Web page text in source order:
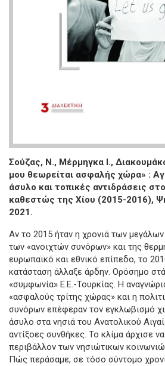
Σούζας, Ν., Μέρμηγκα Ι.,
μου θεωρείται ασφαλής χώρα» :
άσυλο και τοπικές αντιδράσεις
καθεστώς της Χίου (2015-2016),
2021.
Αν το 2015 ήταν η χρονιά των
των «ανοιχτών συνόρων» και της
ευρωπαϊκό και εθνικό επίπεδο, το
κατάσταση άλλαξε άρδην. Ορόσημο
«συμφωνία» Ε.Ε.-Τουρκίας. Η
«ασφαλούς τρίτης χώρας» και η
συνόρων επέφεραν τον εγκλωβισμό
άσυλο στα νησιά του Ανατολικού
αντίξοες συνθήκες. Το κλίμα άρχισε
περιβάλλον των νησιώτικων
Πώς περάσαμε, σε τόσο σύντομο